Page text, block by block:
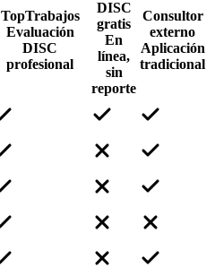
TopTrabajos
Evaluación
DISC
profesional
DISC
gratis
En
línea,
sin
reporte
Consultor
externo
Aplicación
tradicional